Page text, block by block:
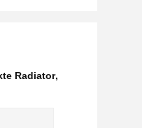
Radiator,